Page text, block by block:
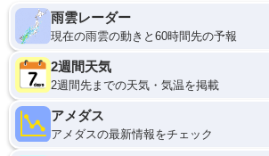
雨雲レーダー
現在の雨雲の動きと60時間先の予報
2週間天気
2週間先までの天気・気温を掲載
アメダス
アメダスの最新情報をチェック